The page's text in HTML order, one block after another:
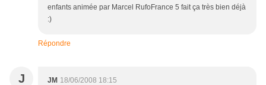
enfants animée par Marcel RufoFrance 5 fait ça très bien déjà
:)
Répondre
J JM 18/06/2008 18:15